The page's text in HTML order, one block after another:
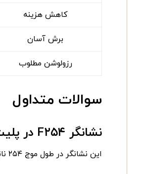
کاهش هزینه
برش آسان
رزولوشن مطلوب
سوالات متداول
نشانگر F۲۵۴ در پلیت TLC چه کاربردی دارد؟
این نشانگر در طول موج ۲۵۴ نانومتر می‌درخشد و باعث می‌شود ترکیباتی که جاذب این طول موج هستند به صورت لکه‌های تاریک دیده شوند.